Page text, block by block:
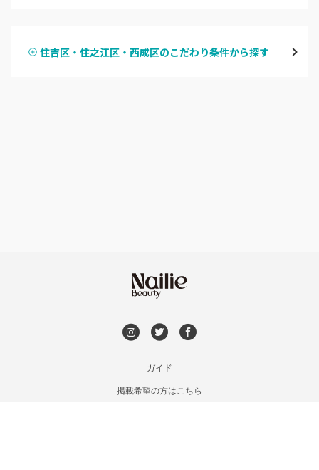
ハンドスカルプ
住吉区・住之江区・西成区のこだわり条件から探す
ガイド
掲載希望の方はこちら